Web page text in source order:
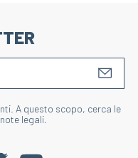
A questo scopo, cerca le
legali.